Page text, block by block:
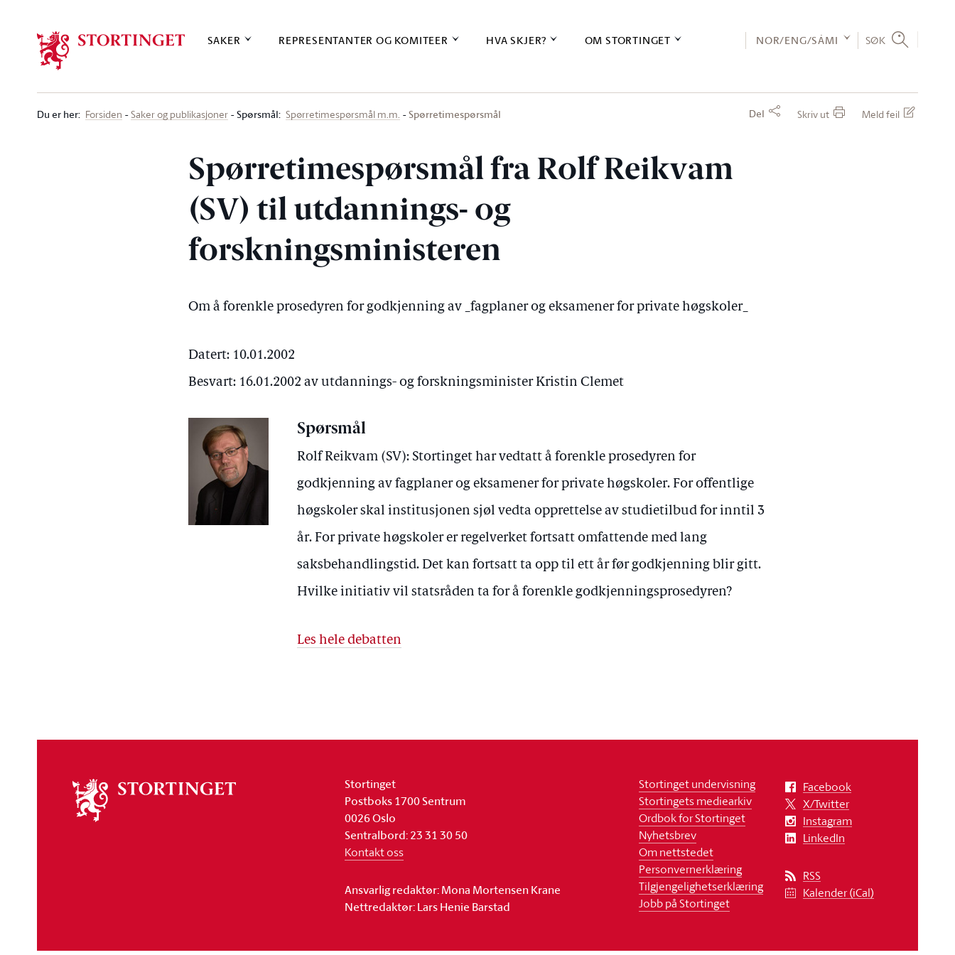
SAKER REPRESENTANTER OG KOMITEER HVA SKJER? OM STORTINGET NOR/ENG/SÁMI SØK
Du er her: Forsiden Saker og publikasjoner Spørsmål: Spørretimespørsmål m.m. Spørretimespørsmål Del Skriv ut Meld feil
Spørretimespørsmål fra Rolf Reikvam
(SV) til utdannings- og
forskningsministeren
Om å forenkle prosedyren for godkjenning av _fagplaner og eksamener for private høgskoler_
Datert: 10.01.2002
Besvart: 16.01.2002 av utdannings- og forskningsminister Kristin Clemet
Spørsmål
Rolf Reikvam (SV): Stortinget har vedtatt å forenkle prosedyren for
godkjenning av fagplaner og eksamener for private høgskoler. For offentlige
høgskoler skal institusjonen sjøl vedta opprettelse av studietilbud for inntil 3
år. For private høgskoler er regelverket fortsatt omfattende med lang
saksbehandlingstid. Det kan fortsatt ta opp til ett år før godkjenning blir gitt.
Hvilke initiativ vil statsråden ta for å forenkle godkjenningsprosedyren?
Les hele debatten
stortinget
Stortinget
Postboks 1700 Sentrum
0026 Oslo
Sentralbord: 23 31 30 50
Kontakt oss
Ansvarlig redaktør: Mona Mortensen Krane
Nettredaktør: Lars Henie Barstad
Stortinget undervisning
Stortingets mediearkiv
Ordbok for Stortinget
Nyhetsbrev
Om nettstedet
Personvernerklæring
Tilgjengelighetserklæring
Jobb på Stortinget
Facebook
X/Twitter
Instagram
LinkedIn
RSS
Kalender (iCal)